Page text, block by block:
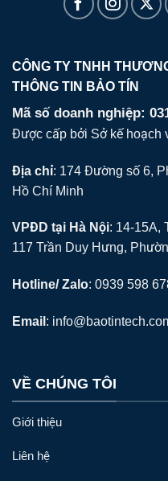
CÔNG TY TNHH
THÔNG TIN BẢO TÍN
Mã số doanh nghiệp:
Được cấp bởi Sở kế hoạch
Địa chỉ: 174 Đường số 6,
Hồ Chí Minh
VPĐD tại Hà Nội: 14-15A,
117 Trần Duy Hưng,
Hotline/ Zalo: 0939 598
Email :
VỀ CHÚNG TÔI
Giới thiệu
Liên hệ